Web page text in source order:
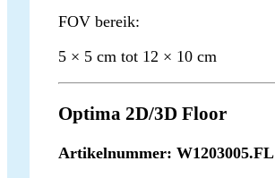
FOV bereik:
5 × 5 cm tot 12 × 10 cm
Optima 2D/3D Floor
Artikelnummer: W1203005.FL